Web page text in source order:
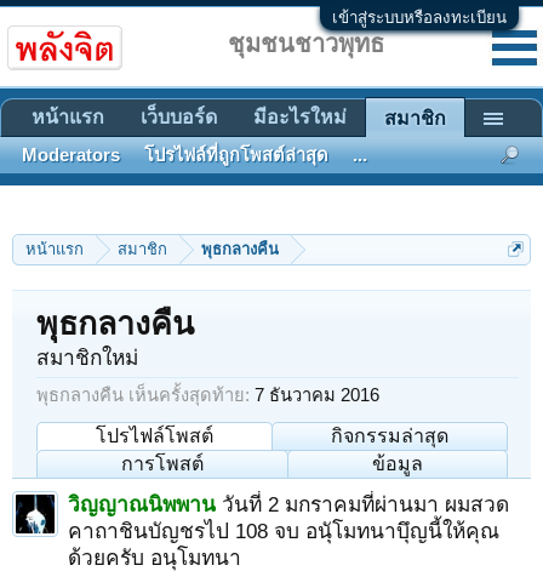
เข้าสู่ระบบหรือลงทะเบียน
หน้าแรก สมาชิก พุธกลางคืน
พุธกลางคืน
สมาชิกใหม่
พุธกลางคืน เห็นครั้งสุดท้าย: 7 ธันวาคม 2016
โปรไฟล์โพสต์
กิจกรรมล่าสุด
การโพสต์
ข้อมูล
วิญญาณนิพพาน วันที่ 2 มกราคมที่ผ่านมา ผมสวด
คาถาชินบัญชรไป 108 จบ อนุัโมทนาบุึญนี้ให้คุณ
ด้วยครับ อนุโมทนา
ชุมชนชาวพุทธ
หน้าแรก เว็บบอร์ด มีอะไรใหม่ สมาชิก
Moderators โปรไฟล์ที่ถูกโพสต์ล่าสุด ...